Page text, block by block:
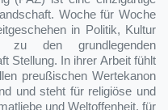
Woche für Woche
in Politik, Kultur
den grundlegenden
Stellung. In ihrer Arbeit fühlt
preußischen Wertekanon
und steht für religiöse und
und Weltoffenheit, für